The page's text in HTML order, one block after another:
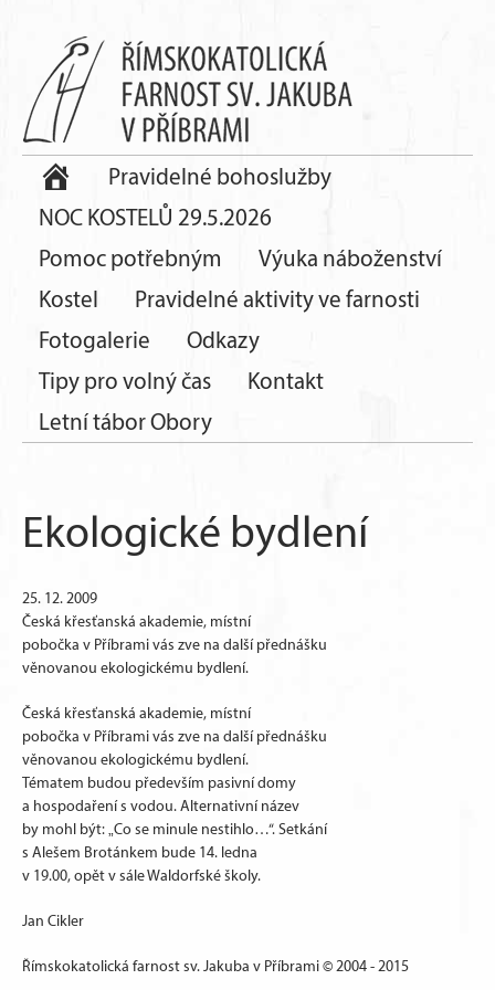
Pravidelné bohoslužby
NOC KOSTELŮ 29.5.2026
Pomoc potřebným
Výuka náboženství
Kostel
Pravidelné aktivity ve farnosti
Fotogalerie
Odkazy
Tipy pro volný čas
Kontakt
Letní tábor Obory
Ekologické bydlení
25. 12. 2009
Česká křesťanská akademie, místní
pobočka v Příbrami vás zve na další přednášku
věnovanou ekologickému bydlení.
Česká křesťanská akademie, místní
pobočka v Příbrami vás zve na další přednášku
věnovanou ekologickému bydlení.
Tématem budou především pasivní domy
a hospodaření s vodou. Alternativní název
by mohl být: „Co se minule nestihlo…“. Setkání
s Alešem Brotánkem bude 14. ledna
v 19.00, opět v sále Waldorfské školy.
Jan Cikler
Římskokatolická farnost sv. Jakuba v Příbrami © 2004 - 2015